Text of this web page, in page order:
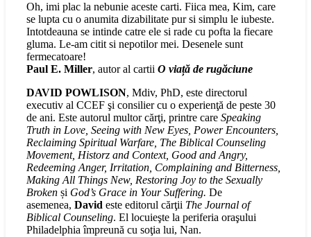
Oh, imi plac la nebunie aceste carti. Fiica mea, Kim, care
se lupta cu o anumita dizabilitate pur si simplu le iubeste.
Intotdeauna se intinde catre ele si rade cu pofta la fiecare
gluma. Le-am citit si nepotilor mei. Desenele sunt
fermecatoare!
Paul E. Miller, autor al cartii O viață de rugăciune
DAVID POWLISON, Mdiv, PhD, este directorul
executiv al CCEF şi consilier cu o experienţă de peste 30
de ani. Este autorul multor cărţi, printre care Speaking
Truth in Love, Seeing with New Eyes, Power Encounters,
Reclaiming Spiritual Warfare, The Biblical Counseling
Movement, Historz and Context, Good and Angry,
Redeeming Anger, Irritation, Complaining and Bitterness,
Making All Things New, Restoring Joy to the Sexually
Broken și God’s Grace in Your Suffering. De
asemenea, David este editorul cărţii The Journal of
Biblical Counseling. El locuieşte la periferia oraşului
Philadelphia împreună cu soţia lui, Nan.